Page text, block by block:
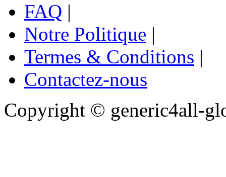
FAQ |
Notre Politique |
Termes & Conditions |
Contactez-nous
Copyright © generic4all-